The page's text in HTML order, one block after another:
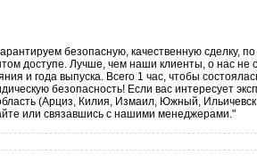
безопасную, качественную сделку,
доступе. Лучше, чем наши клиенты, о нас не
и года выпуска. Всего 1 час, чтобы
безопасность! Если вас интересует
(Арциз, Килия, Измаил, Южный,
или связавшись с нашими менеджерами."